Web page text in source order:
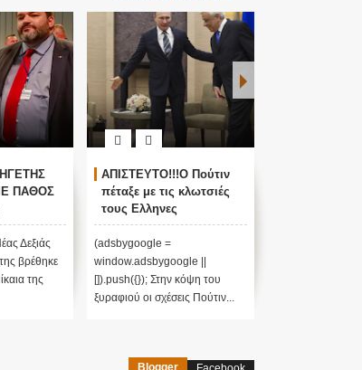
ΑΠΙΣΤΕΥΤΟ!!!Ο Πούτιν
πέταξε με τις κλωτσιές
τους Ελληνες
αστυνομικούς από το
Αγιο Ορος!!! Παγωμένες
οι σχέσεις Αθήνας
Μόσχας!!!
(adsbygoogle =
window.adsbygoogle ||
[]).push({}); Στην κόψη του
ξυραφιού οι σχέσεις Πούτιν...
George Papadopoulos:
Το FBI οι Ρώσοι και οι
[]).push({}); Ο πρώην
σύμβουλος του Donald Trump,